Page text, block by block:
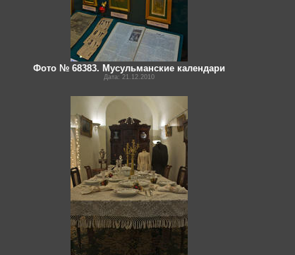
Фото № 68383. Мусульманские календари
Дата: 21.12.2010